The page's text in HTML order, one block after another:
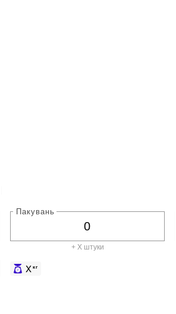
Пакувань
+ X штуки
Xкг